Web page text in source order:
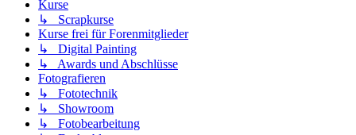
Kurse
↳ Scrapkurse
Kurse frei für Forenmitglieder
↳ Digital Painting
↳ Awards und Abschlüsse
Fotografieren
↳ Fototechnik
↳ Showroom
↳ Fotobearbeitung